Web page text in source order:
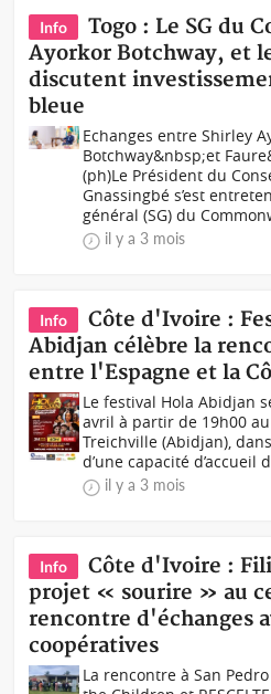
Info
Togo : Le SG du
Ayorkor Botchway, et
discutent
bleue
Echanges entre Shirley
Botchway&nbsp;et
(ph)Le Président du
Gnassingbé s’est
général (SG) du
il y a 3 mois
Info
Côte d'Ivoire :
Abidjan célèbre la
entre l'Espagne et la
Le festival Hola Abidjan
avril à partir de 19h00
Treichville (Abidjan),
d’une capacité d’accueil
il y a 3 mois
Info
Côte d'Ivoire :
projet « sourire » au
rencontre d'échanges
coopératives
La rencontre à San